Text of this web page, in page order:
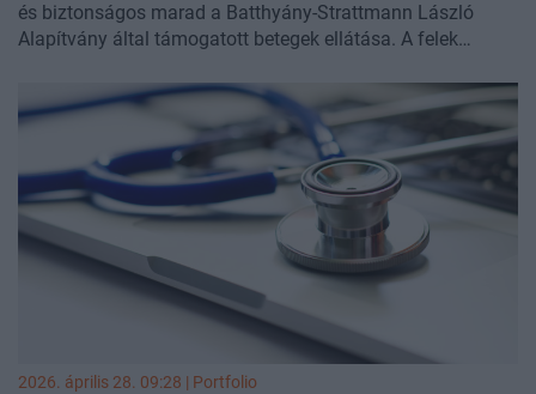
és biztonságos marad a Batthyány-Strattmann László
Alapítvány által támogatott betegek ellátása. A felek
szerint folyik a munka. Eközben az új egészségügyi
vezetés már dolgozik egy átláthatóbb és hatékonyabb
működési modell kialakításán - számolt be
Facebook-
bejegyzésébenHegedűs Zsolt leendő miniszter.
2026. április 28. 09:28 | Portfolio